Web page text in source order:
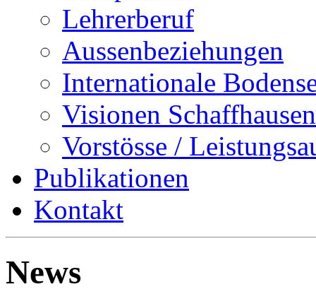
Lehrerberuf
Aussenbeziehungen
Internationale
Visionen Schaffhausen
Vorstösse /
Publikationen
Kontakt
News